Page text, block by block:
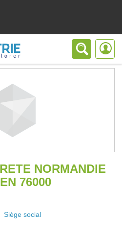
NORMANDIE
76000
Siège social